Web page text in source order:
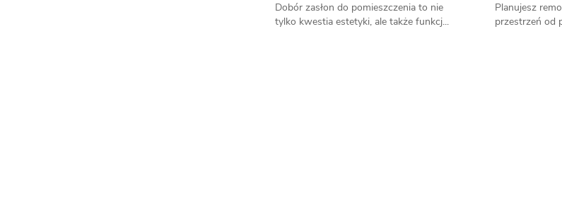
Dobór zasłon do pomieszczenia to nie
tylko kwestia estetyki, ale także funkcj...
Planujesz
przestrzeń od